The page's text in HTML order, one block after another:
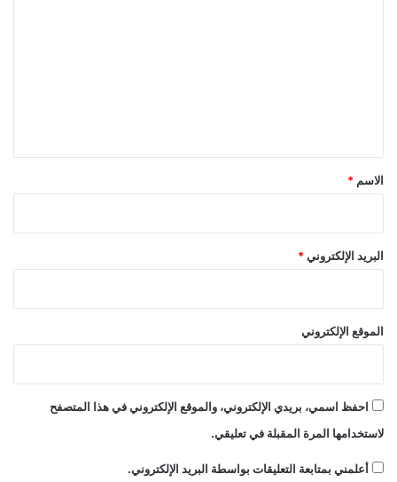
*
الاسم *
البريد الإلكتروني *
الموقع الإلكتروني
احفظ اسمي، بريدي الإلكتروني، والموقع الإلكتروني في هذا المتصفح
لاستخدامها المرة المقبلة في تعليقي.
أعلمني بمتابعة التعليقات بواسطة البريد الإلكتروني.